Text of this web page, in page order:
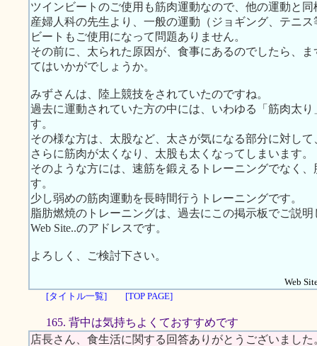
ツインビートのご使用も筋肉運動なので、他の運動と
産婦人科の先生より、一般の運動（ジョギング、テニ
ビートもご使用になって問題ありません。
その前に、太られた原因が、食事にあるのでしたら、
てはいかがでしょうか。
みずさんは、陸上競技をされていたのですね。
過去に運動されていた方の中には、いわゆる「筋肉太
す。
その様な方は、太股など、太さが気になる部分に対し
さらに筋肉が太くなり、太股も太くなってしまいます。
そのような方には、速筋を鍛えるトレーニングでなく
す。
少し弱めの筋肉運動を長時間行うトレーニングです。
脂肪燃焼のトレーニングは、過去にこの掲示板でご説
Web Site..のアドレスです。
よろしく、ご検討下さい。
Web
[タイトル一覧]
[TOP PAGE]
165. 背中は気持ちよくておすすめです
店長さん、食生活に関する回答ありがとうございまし